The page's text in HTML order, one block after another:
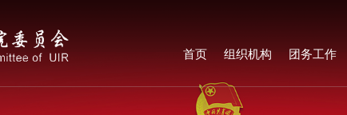
首页 组织机构 团务工作